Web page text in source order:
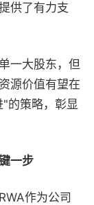
供了有力支
一大股东，但
源价值有望在
的策略，彰显
一步
作为公司